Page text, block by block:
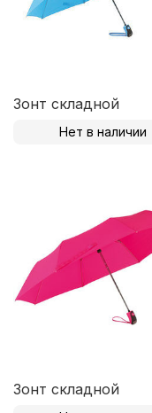
Зонт складной
Нет в наличии
Зонт складной